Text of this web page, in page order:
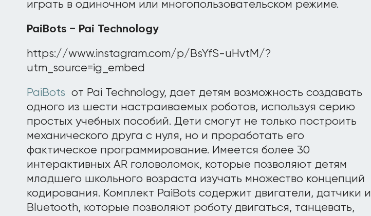
играть в одиночном или многопользовательском режиме.
PaiBots − Pai Technology
https://www.instagram.com/p/BsYfS-uHvtM/?
utm_source=ig_embed
PaiBots от Pai Technology, дает детям возможность создавать
одного из шести настраиваемых роботов, используя серию
простых учебных пособий. Дети смогут не только построить
механического друга с нуля, но и проработать его
фактическое программирование. Имеется более 30
интерактивных AR головоломок, которые позволяют детям
младшего школьного возраста изучать множество концепций
кодирования. Комплект PaiBots содержит двигатели, датчики и
Bluetooth, которые позволяют роботу двигаться, танцевать,